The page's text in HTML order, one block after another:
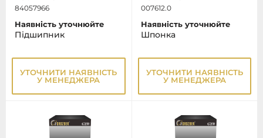
84057966
Наявність уточнюйте
Підшипник
УТОЧНИТИ НАЯВНІСТЬ
У МЕНЕДЖЕРА
007612.0
Наявність уточнюйте
Шпонка
УТОЧНИТИ НАЯВНІСТЬ
У МЕНЕДЖЕРА